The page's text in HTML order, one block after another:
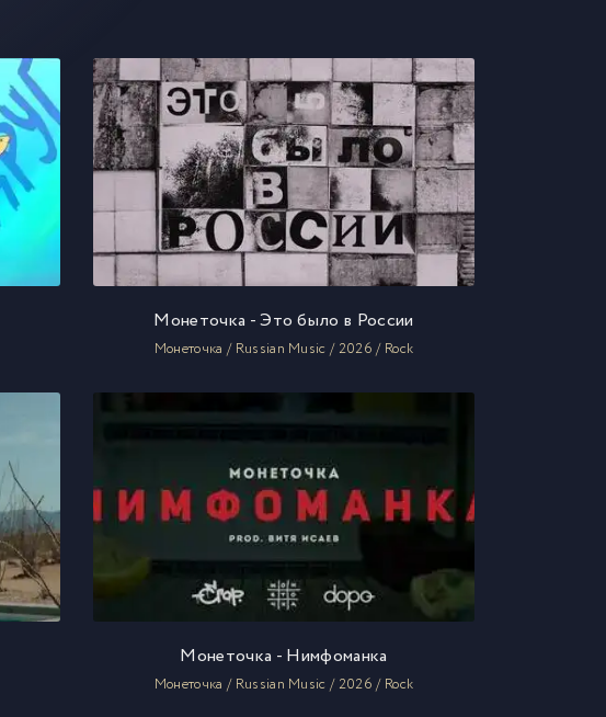
Монеточка - Это было в России
Монеточка / Russian Music / 2026 / Rock
Монеточка - Нимфоманка
Монеточка / Russian Music / 2026 / Rock